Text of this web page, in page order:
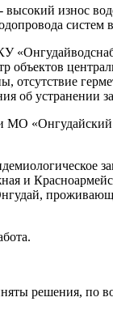
высокий износ
систем
объектов
отсутствие
об устранении
и
решения, по